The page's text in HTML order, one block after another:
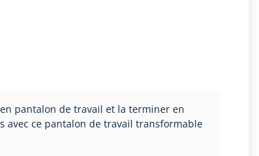
pantalon de travail et la terminer en
avec ce pantalon de travail transformable